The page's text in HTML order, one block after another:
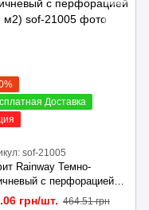
Доставка
sof-21005
Rainway Темно-
с перфорацией
грн/шт. 464.51 грн